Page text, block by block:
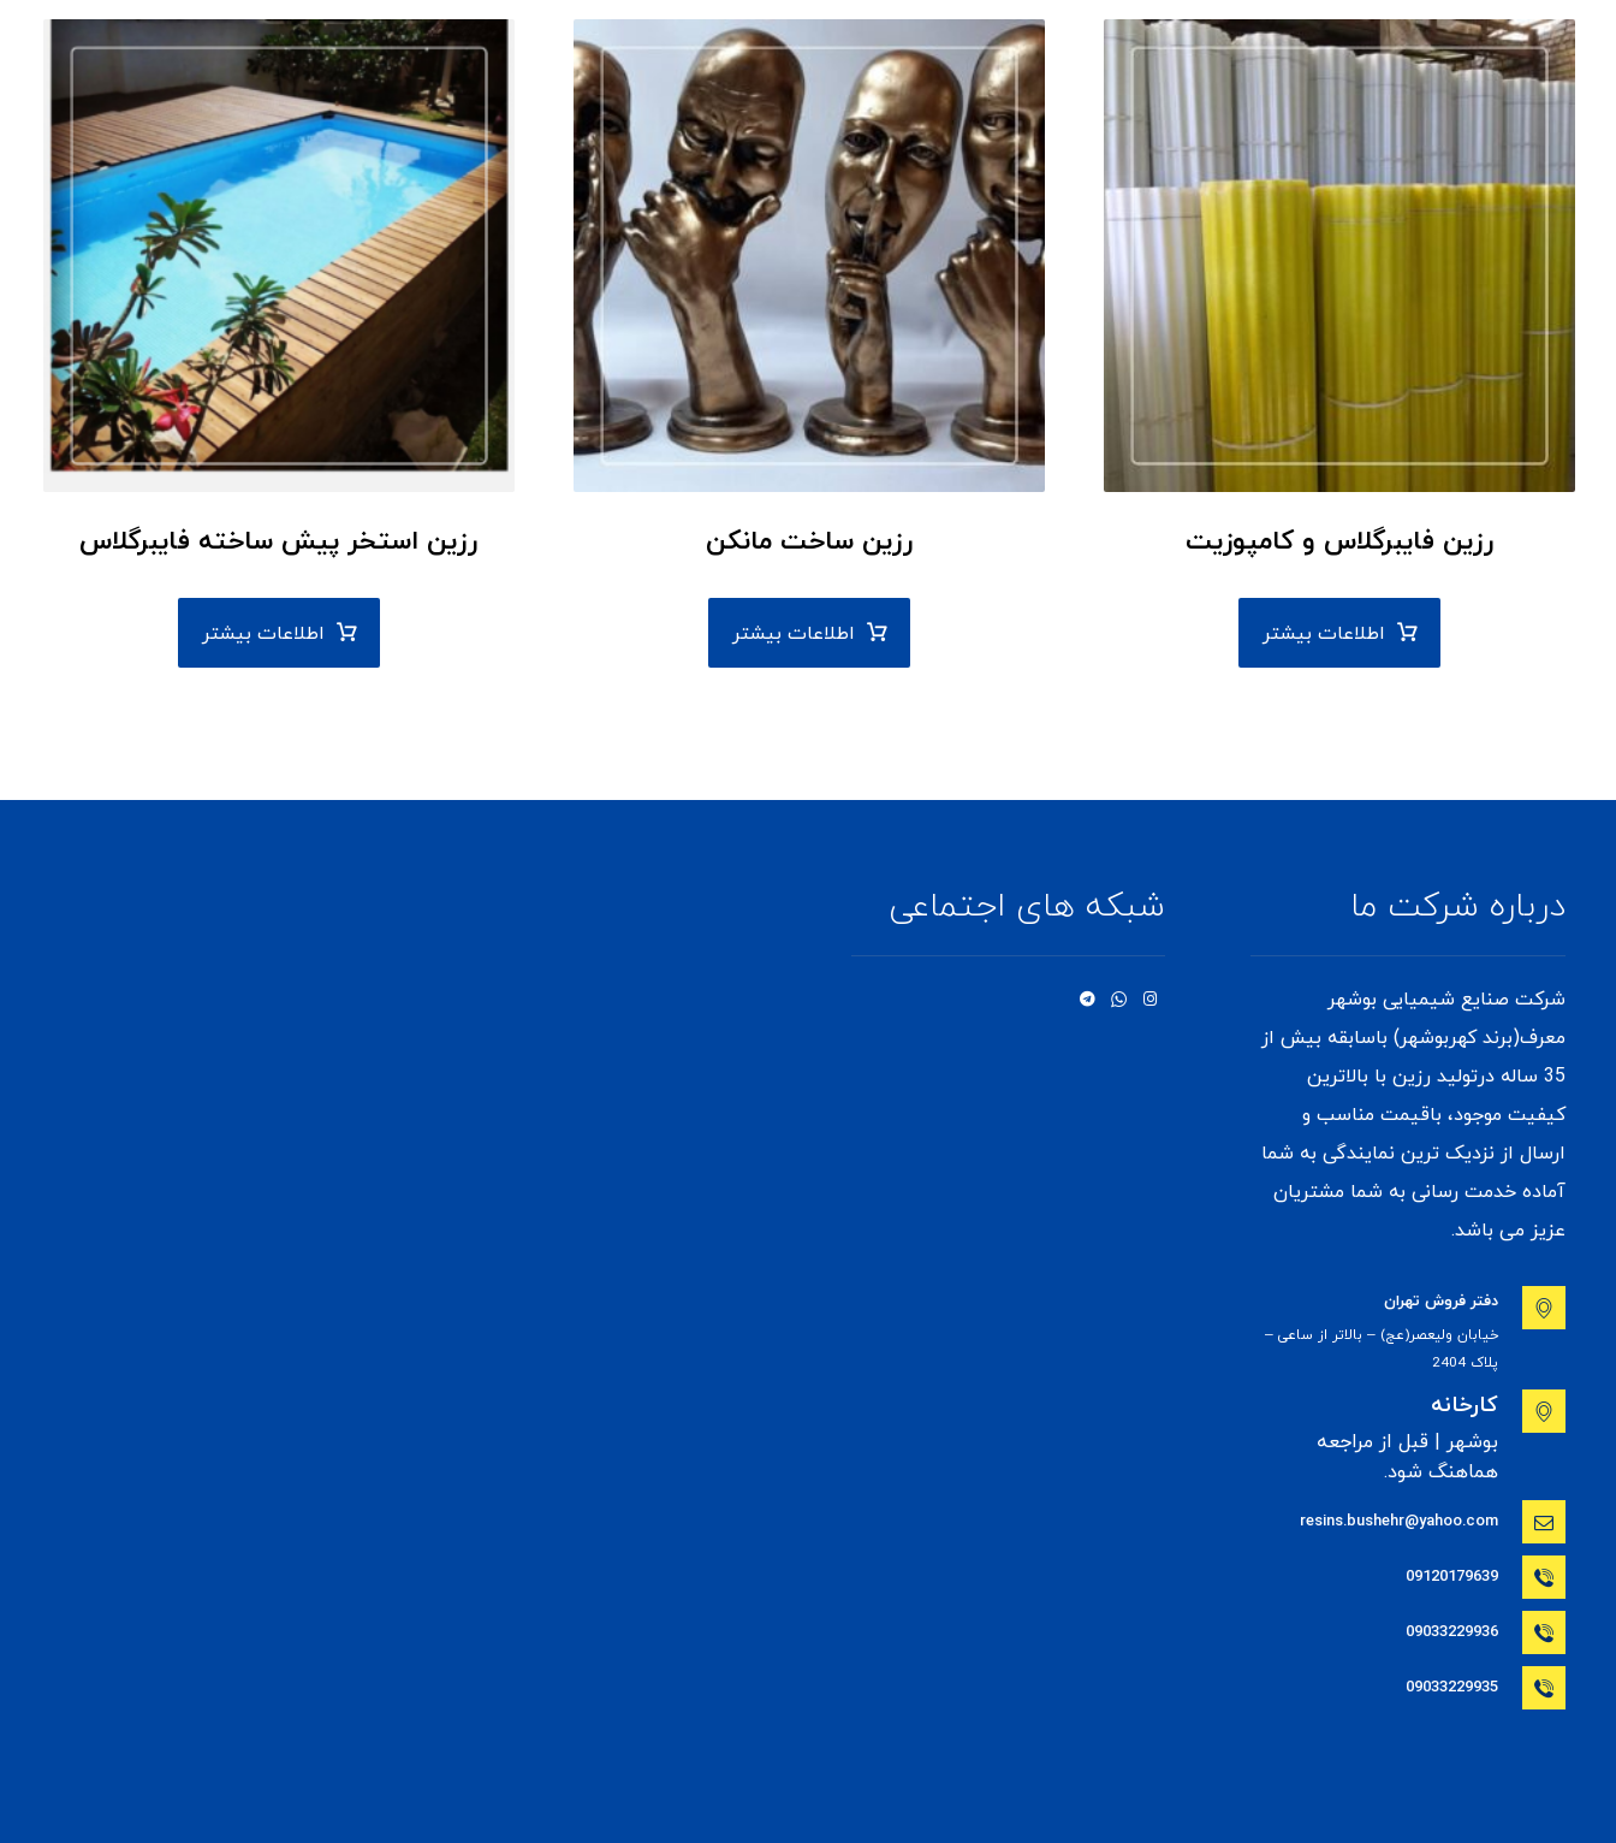
رزین فایبرگلاس و کامپوزیت
اطلاعات بیشتر
رزین ساخت مانکن
اطلاعات بیشتر
رزین استخر پیش ساخته فایبرگلاس
اطلاعات بیشتر
درباره شرکت ما
شرکت صنایع شیمیایی بوشهر
معرف(برند کهربوشهر) باسابقه بیش از
35 ساله درتولید رزین با بالاترین
کیفیت موجود، باقیمت مناسب و
ارسال از نزدیک ترین نمایندگی به شما
آماده خدمت رسانی به شما مشتریان
عزیز می باشد.
دفتر فروش تهران
خیابان ولیعصر(عج) – بالاتر از ساعی –
پلاک 2404
کارخانه
بوشهر | قبل از مراجعه
هماهنگ شود.
resins.bushehr@yahoo.com
09120179639
09033229936
09033229935
شبکه های اجتماعی